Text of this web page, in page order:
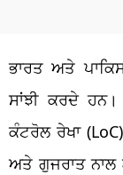
ਭਾਰਤ ਅਤੇ
ਸਾਂਝੀ ਕਰਦੇ
ਕੰਟਰੋਲ ਰੇਖਾ
ਅਤੇ ਗੁਜਰਾਤ ਨਾਲ